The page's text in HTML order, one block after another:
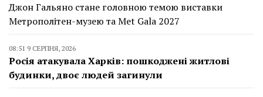
Джон Гальяно стане головною темою виставки
Метрополітен-музею та Met Gala 2027
08:51 9 СЕРПНЯ, 2026
Росія атакувала Харків: пошкоджені житлові
будинки, двоє людей загинули